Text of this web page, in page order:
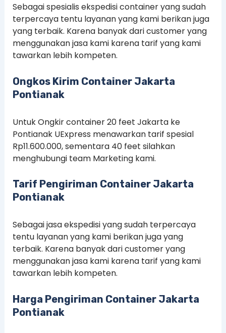
Sebagai spesialis ekspedisi container yang sudah
terpercaya tentu layanan yang kami berikan juga
yang terbaik. Karena banyak dari customer yang
menggunakan jasa kami karena tarif yang kami
tawarkan lebih kompeten.
Ongkos Kirim Container Jakarta
Pontianak
Untuk Ongkir container 20 feet Jakarta ke
Pontianak UExpress menawarkan tarif spesial
Rp11.600.000, sementara 40 feet silahkan
menghubungi team Marketing kami.
Tarif Pengiriman Container Jakarta
Pontianak
Sebagai jasa ekspedisi yang sudah terpercaya
tentu layanan yang kami berikan juga yang
terbaik. Karena banyak dari customer yang
menggunakan jasa kami karena tarif yang kami
tawarkan lebih kompeten.
Harga Pengiriman Container Jakarta
Pontianak